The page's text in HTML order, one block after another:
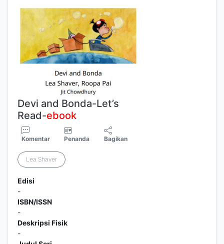
Devi and Bonda-Let’s
Read-ebook
Komentar Penanda Bagikan
Lea Shaver
Edisi
-
ISBN/ISSN
-
Deskripsi Fisik
-